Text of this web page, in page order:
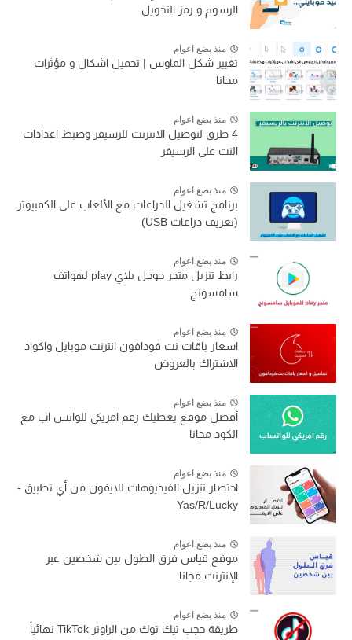
الرسوم و رمز التحويل
منذ بضع اعوام
تغيير شكل الماوس | تحميل اشكال و مؤثرات
مجانا
منذ بضع اعوام
4 طرق لتوصيل الانترنت للرسيفر وضبط اعدادات
النت على الرسيفر
منذ بضع اعوام
برنامج تشغيل الدراعات مع الألعاب على الكمبيوتر
(تعريف دراعات USB)
منذ بضع اعوام
رابط تنزيل متجر جوجل بلاي play لهواتف
سامسونج
منذ بضع اعوام
اسعار باقات نت فودافون انترنت موبايل واكواد
الاشتراك بالعروض
منذ بضع اعوام
أفضل موقع يعطيك رقم امريكي للواتس اب مع
الكود مجانا
منذ بضع اعوام
اختصار تنزيل الفيديوهات للايفون من أي تطبيق -
Yas/R/Lucky
منذ بضع اعوام
موقع قياس فرق الطول بين شخصين عبر
الإنترنت مجانا
منذ بضع اعوام
طريقة حجب تيك توك من الراوتر TikTok نهائياً